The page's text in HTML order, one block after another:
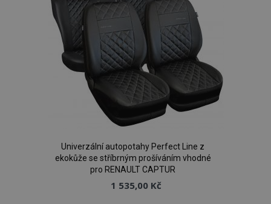
Univerzální autopotahy Perfect Line z
ekokůže se stříbrným prošíváním vhodné
pro RENAULT CAPTUR
1 535,00 Kč